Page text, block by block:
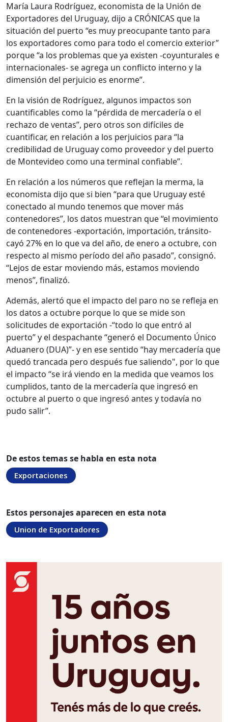
María Laura Rodríguez, economista de la Unión de
Exportadores del Uruguay, dijo a CRÓNICAS que la
situación del puerto “es muy preocupante tanto para
los exportadores como para todo el comercio exterior”
porque “a los problemas que ya existen -coyunturales e
internacionales- se agrega un conflicto interno y la
dimensión del perjuicio es enorme”.
En la visión de Rodríguez, algunos impactos son
cuantificables como la “pérdida de mercadería o el
rechazo de ventas”, pero otros son difíciles de
cuantificar, en relación a los perjuicios para “la
credibilidad de Uruguay como proveedor y del puerto
de Montevideo como una terminal confiable”.
En relación a los números que reflejan la merma, la
economista dijo que si bien “para que Uruguay esté
conectado al mundo tenemos que mover más
contenedores”, los datos muestran que “el movimiento
de contenedores -exportación, importación, tránsito-
cayó 27% en lo que va del año, de enero a octubre, con
respecto al mismo período del año pasado”, consignó.
“Lejos de estar moviendo más, estamos moviendo
menos”, finalizó.
Además, alertó que el impacto del paro no se refleja en
los datos a octubre porque lo que se mide son
solicitudes de exportación -“todo lo que entró al
puerto” y el despachante “generó el Documento Único
Aduanero (DUA)”- y en ese sentido “hay mercadería que
quedó trancada pero después fue saliendo", por lo que
el impacto “se irá viendo en la medida que veamos los
cumplidos, tanto de la mercadería que ingresó en
octubre al puerto o que ingresó antes y todavía no
pudo salir”.
De estos temas se habla en esta nota
Exportaciones
Estos personajes aparecen en esta nota
Union de Exportadores